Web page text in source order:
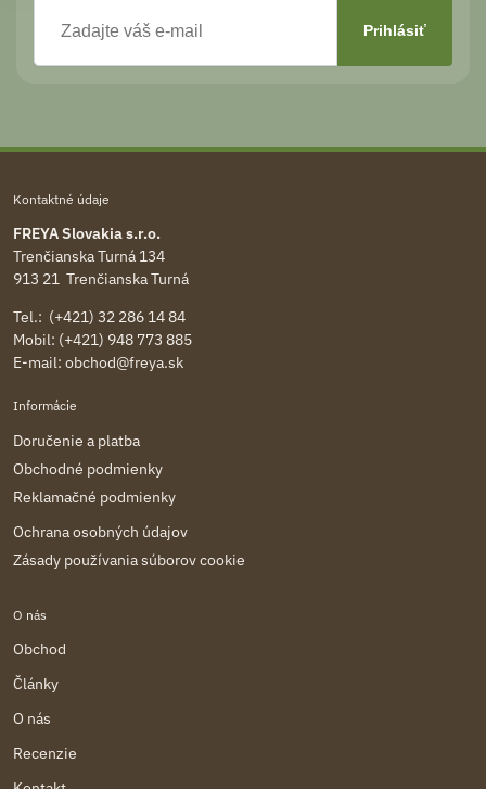
Kontaktné údaje
FREYA Slovakia s.r.o.
Trenčianska Turná 134
913 21 Trenčianska Turná
Tel.: (+421) 32 286 14 84
Mobil: (+421) 948 773 885
E-mail: obchod@freya.sk
Informácie
Doručenie a platba
Obchodné podmienky
Reklamačné podmienky
Ochrana osobných údajov
Zásady používania súborov cookie
O nás
Obchod
Články
O nás
Recenzie